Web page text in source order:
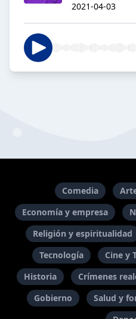
2021-04-03
Comedia
Economía y empresa
Religión y espiritualidad
Tecnología
Cine y
Historia
Crímenes
Gobierno
Salud y